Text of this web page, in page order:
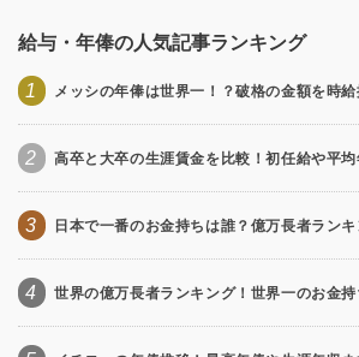
給与・年俸の人気記事ランキング
1 メッシの年俸は世界一！？破格の金額を時給
2 高卒と大卒の生涯賃金を比較！初任給や平均
3 日本で一番のお金持ちは誰？億万長者ランキ
4 世界の億万長者ランキング！世界一のお金持